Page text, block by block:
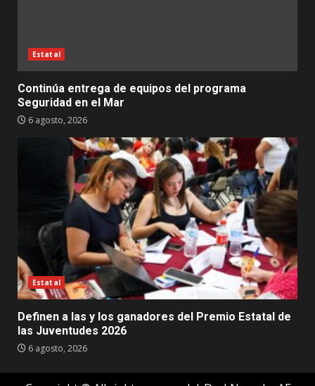
Estatal
Continúa entrega de equipos del programa
Seguridad en el Mar
6 agosto, 2026
Estatal
Definen a las y los ganadores del Premio Estatal de
las Juventudes 2026
6 agosto, 2026